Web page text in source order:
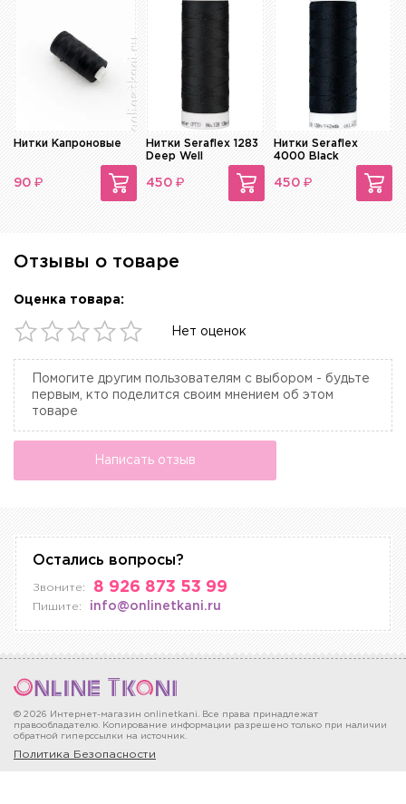
Нитки Капроновые
90 ₽
Нитки Seraflex 1283
Deep Well
450 ₽
Нитки Seraflex
4000 Black
450 ₽
Отзывы о товаре
Оценка товара:
Нет оценок
Помогите другим пользователям с выбором - будьте
первым, кто поделится своим мнением об этом
товаре
Написать отзыв
Остались вопросы?
Звоните: 8 926 873 53 99
Пишите: info@onlinetkani.ru
© 2026 Интернет-магазин onlinetkani. Все права принадлежат
правообладателю. Копирование информации разрешено только при наличии
обратной гиперссылки на источник.
Политика Безопасности